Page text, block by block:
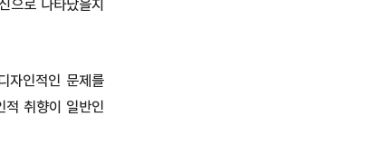
으로 나타났을지
자인적인 문제를
적 취향이 일반인